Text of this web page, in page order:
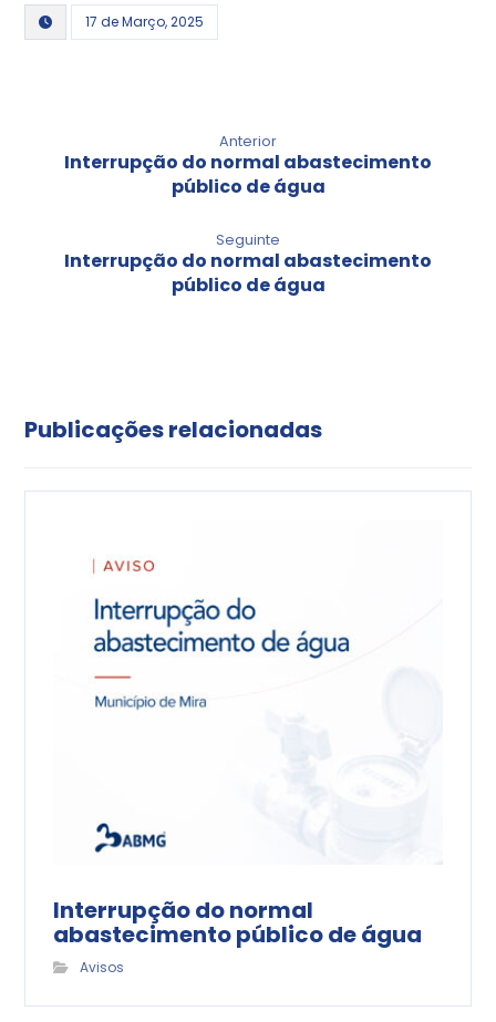
17 de Março, 2025
Anterior
Interrupção do normal abastecimento
público de água
Seguinte
Interrupção do normal abastecimento
público de água
Publicações relacionadas
Interrupção do normal
abastecimento público de água
Avisos